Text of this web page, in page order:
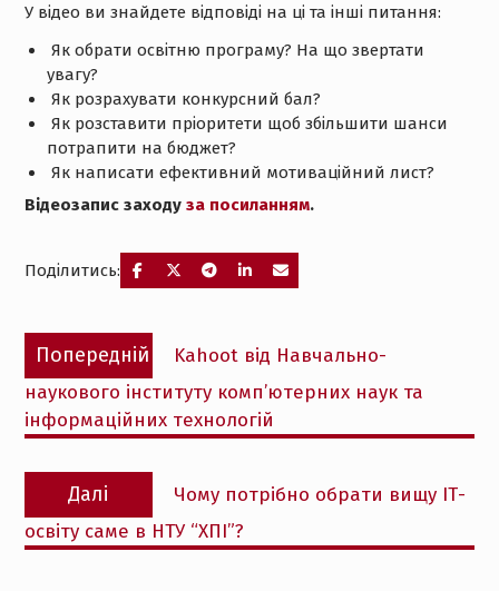
У відео ви знайдете відповіді на ці та інші питання:
Як обрати освітню програму? На що звертати
увагу?
Як розрахувати конкурсний бал?
Як розставити пріоритети щоб збільшити шанси
потрапити на бюджет?
Як написати ефективний мотиваційний лист?
Відеозапис заходу за посиланням.
Поділитись:
Навігація
записів
Попередній
Попередній
запис:
Kahoot від Навчально-
наукового інституту комп’ютерних наук та
інформаційних технологій
Далі
Наступний
запис:
Чому потрібно обрати вищу ІТ-
освіту саме в НТУ “ХПІ”?